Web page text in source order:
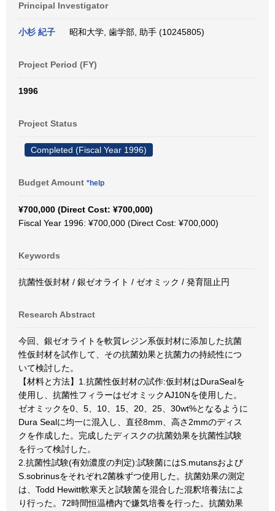
Principal Investigator
小杉 紀子 昭和大学, 歯学部, 助手 (10245805)
Project Period (FY)
1996
Project Status
Completed (Fiscal Year 1996)
Budget Amount *help
¥700,000 (Direct Cost: ¥700,000)
Fiscal Year 1996: ¥700,000 (Direct Cost: ¥700,000)
Keywords
抗菌性仮封材 / 銀ゼオライト / ゼオミック / 発育阻止円
Research Abstract
今回、銀ゼオライトを軟質レジン系仮封材に添加した抗菌
性仮封材を試作して、その抗菌効果と抗菌力の持続性につ
いて検討した。
【材料と方法】1.抗菌性仮封材の試作:仮封材はDuraSealを
使用し、抗菌性フィラーはゼオミックAJ10Nを使用した。
ゼオミックを0、5、10、15、20、25、30wt%となるように
Dura Sealに均一に混入し、直径8mm、高さ2mmのディス
クを作成した。完成したディスクの抗菌効果を抗菌性試験
を行って検討した。
2.抗菌性試験(有効濃度の判定):試験菌にはS.mutansおよび
S.sobrinusをそれぞれ2菌株ずつ使用した。抗菌効果の測定
は、Todd Hewitt軟寒天と試験菌を混合した混釈培養法によ
り行った。72時間恒温槽内で嫌気培養を行った。抗菌効果